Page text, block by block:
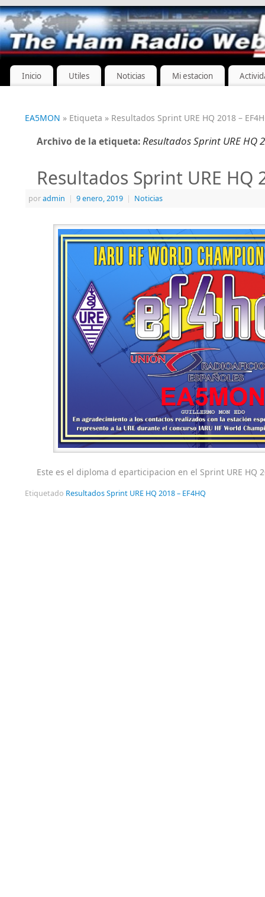
Inicio Utiles Noticias Mi estacion
EA5MON » Etiqueta » Resultados Sprint URE HQ 2018 –
Archivo de la etiqueta:Resultados Sprint URE HQ
Resultados Sprint URE HQ
poradmin | 9 enero, 2019 | Noticias
Este es el diploma d eparticipacion en el Sprint URE HQ
Etiquetado Resultados Sprint URE HQ 2018 – EF4HQ